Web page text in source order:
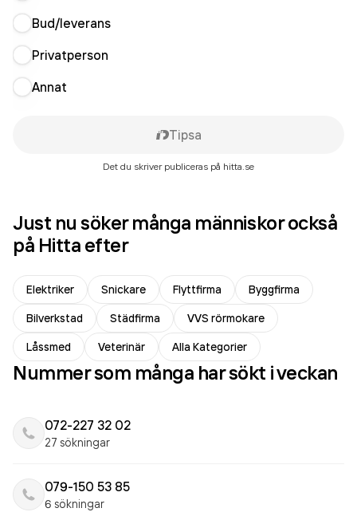
Bud/leverans
Privatperson
Annat
Tipsa
Det du skriver publiceras på hitta.se
Just nu söker många människor också
på Hitta efter
Elektriker Snickare Flyttfirma
Byggfirma
Bilverkstad
Städfirma
VVS rörmokare
Låssmed
Veterinär Alla Kategorier
Nummer som många har sökt i veckan
072-227 32 02
27 sökningar
079-150 53 85
6 sökningar